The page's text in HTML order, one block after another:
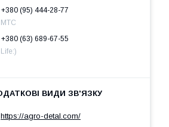
+380 (95) 444-28-77
МТС
+380 (63) 689-67-55
Life:)
https://agro-detal.com/